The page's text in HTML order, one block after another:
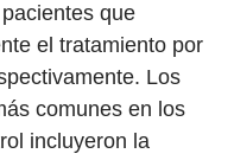
que
el tratamiento por
Los
comunes en los
incluyeron la